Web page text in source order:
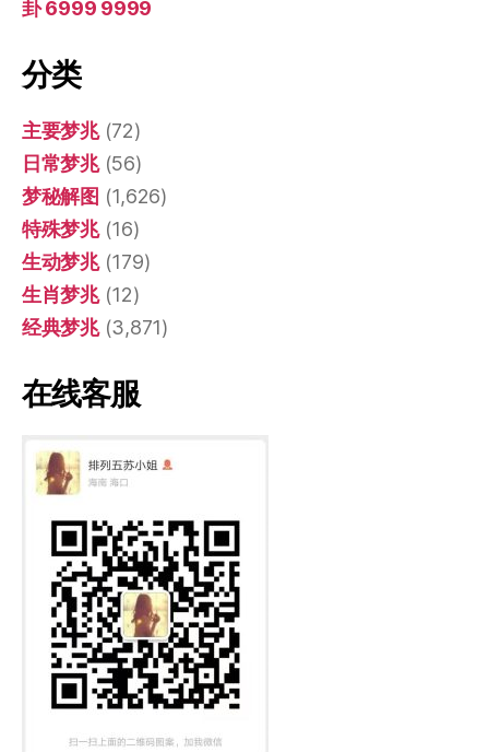
卦 6999 9999
分类
主要梦兆(72)
日常梦兆(56)
梦秘解图 (1,626)
特殊梦兆(16)
生动梦兆(179)
生肖梦兆(12)
经典梦兆(3,871)
在线客服